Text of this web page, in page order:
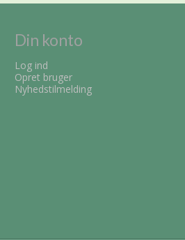
Din konto
Log ind
Opret bruger
Nyhedstilmelding